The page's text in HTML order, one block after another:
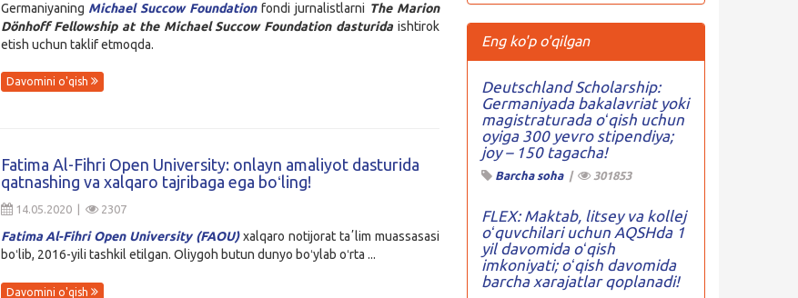
Germaniyaning Michael Succow Foundationfondi jurnalistlarni The Marion
Dönhoff Fellowship at the Michael Succow Foundation dasturida ishtirok
etish uchun taklif etmoqda.
Davomini o'qish
Fatima Al-Fihri Open University: onlayn amaliyot dasturida
qatnashing va xalqaro tajribaga ega boʻling!
14.05.2020 | 2307
Fatima Al-Fihri Open University (FAOU)xalqaro notijorat taʼlim muassasasi
boʻlib, 2016-yili tashkil etilgan. Oliygoh butun dunyo boʻylab oʻrta ...
Davomini o'qish
Eng ko'p o'qilgan
Deutschland Scholarship:
Germaniyada bakalavriat yoki
magistraturada oʻqish uchun
oyiga 300 yevro stipendiya;
joy – 150 tagacha!
Barcha soha| 301853
FLEX: Maktab, litsey va kollej
oʻquvchilari uchun AQSHda 1
yil davomida oʻqish
imkoniyati; oʻqish davomida
barcha xarajatlar qoplanadi!